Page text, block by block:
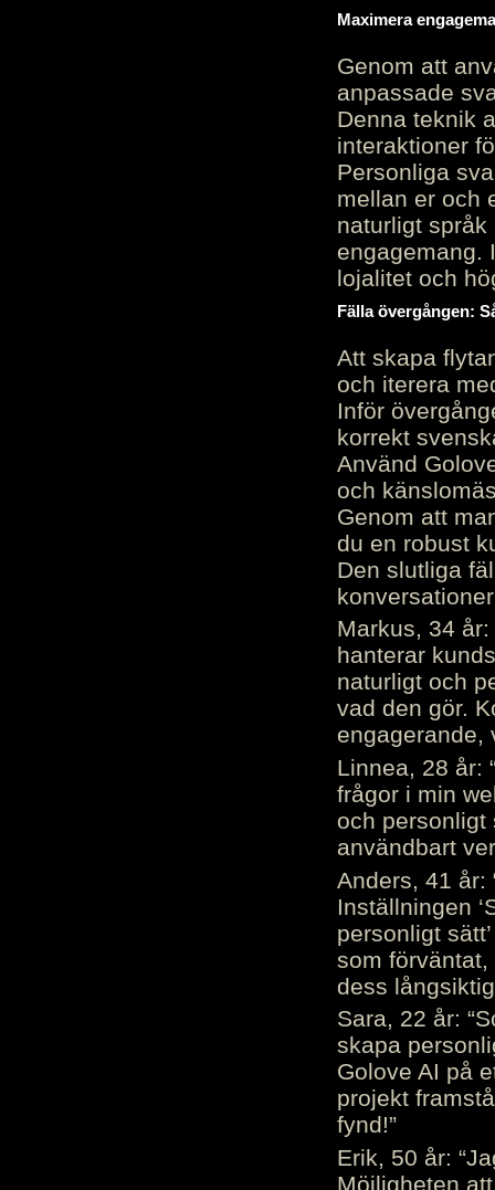
Maximera
Genom att
anpassade
Denna teknik
interaktioner
Personliga
mellan er och
naturligt
engagemang.
lojalitet och
Fälla övergången:
Att skapa
och iterera
Inför
korrekt
Använd
och
Genom att
du en robust
Den slutliga
Markus, 34
hanterar
naturligt och
vad den gör.
engagerande,
Linnea, 28 år:
frågor i min
och personligt
användbart
Anders, 41 år:
Inställningen
personligt
som
dess
Sara, 22 år:
skapa
Golove AI på
projekt
fynd!”
Erik, 50 år:
Möjligheten